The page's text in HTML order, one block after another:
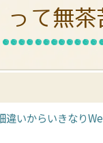
って無茶
違いからいきなり